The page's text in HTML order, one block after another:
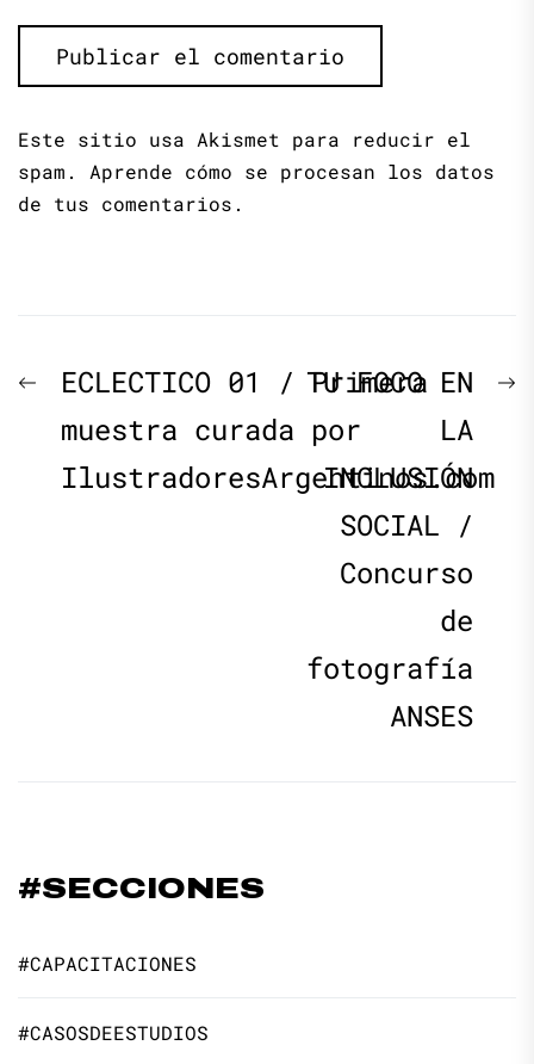
Este sitio usa Akismet para reducir el
spam. Aprende cómo se procesan los datos
de tus comentarios.
Navegación
de
entradas
Previous
post:
ECLECTICO 01 / Primera
muestra curada por
IlustradoresArgentinos.com
TU FOCO EN
LA
INCLUSIÓN
SOCIAL /
Concurso
de
fotografía
ANSES
#SECCIONES
#CAPACITACIONES
#CASOSDEESTUDIOS